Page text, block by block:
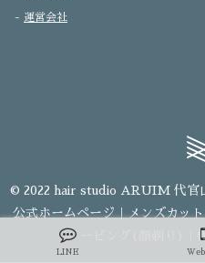
- 運営会社
© 2022 hair studio ARUIM 代官
公式ホームページ｜メンズカッ
ービング(顔剃り)｜
LINE